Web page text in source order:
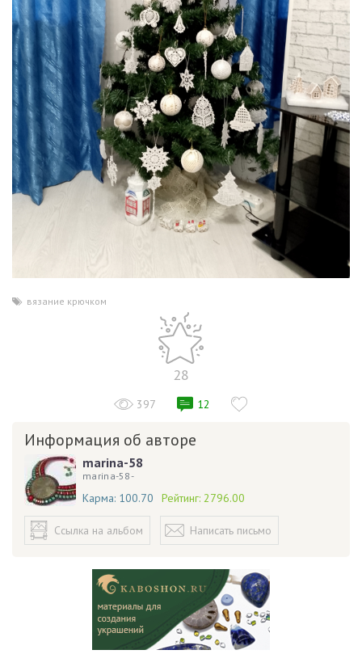
вязание крючком
28
397 12
Информация об авторе
marina-58
marina-58-
Карма: 100.70 Рейтинг: 2796.00
Ссылка на альбом Написать письмо